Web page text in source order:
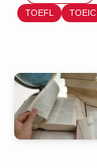
TOEFL
TOEIC